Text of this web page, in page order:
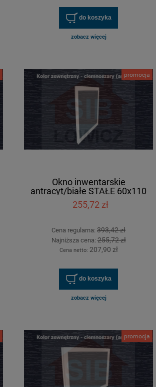
do koszyka
zobacz więcej
Okno inwentarskie
antracyt/białe STAŁE 60x110
[cm]
255,72 zł
Cena regularna: 393,42 zł
Najniższa cena:255,72 zł
Cena netto: 207,90 zł
do koszyka
zobacz więcej
promocja
promocja